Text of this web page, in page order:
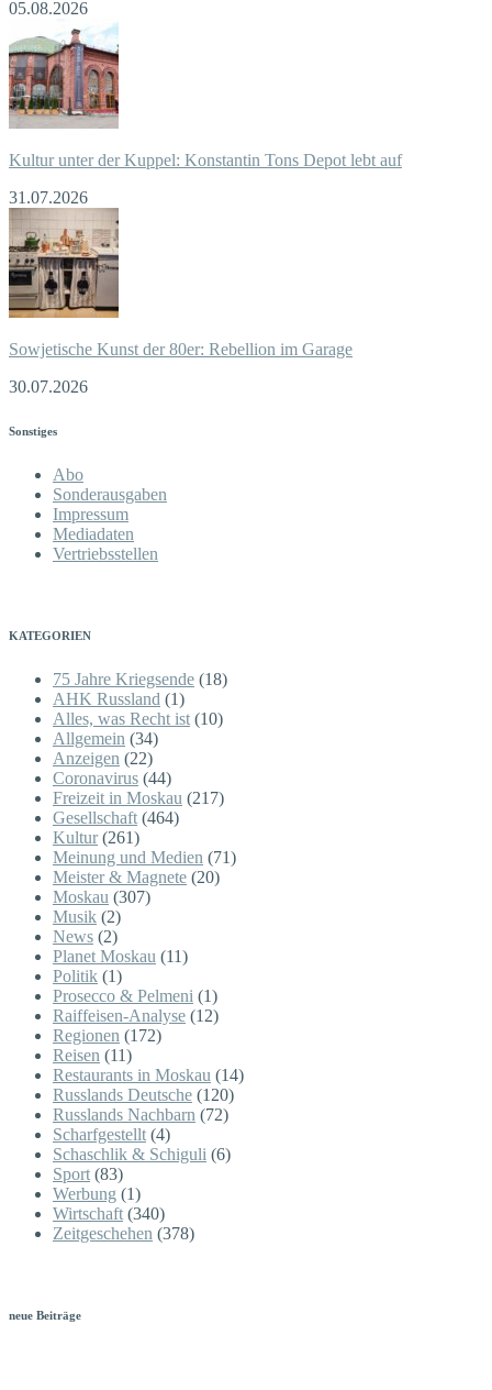
05.08.2026
Kultur unter der Kuppel: Konstantin Tons Depot lebt auf
31.07.2026
Sowjetische Kunst der 80er: Rebellion im Garage
30.07.2026
Sonstiges
Abo
Sonderausgaben
Impressum
Mediadaten
Vertriebsstellen
KATEGORIEN
75 Jahre Kriegsende (18)
AHK Russland (1)
Alles, was Recht ist (10)
Allgemein (34)
Anzeigen (22)
Coronavirus (44)
Freizeit in Moskau (217)
Gesellschaft (464)
Kultur(261)
Meinung und Medien (71)
Meister & Magnete (20)
Moskau (307)
Musik (2)
News (2)
Planet Moskau (11)
Politik (1)
Prosecco & Pelmeni (1)
Raiffeisen-Analyse (12)
Regionen (172)
Reisen (11)
Restaurants in Moskau (14)
Russlands Deutsche (120)
Russlands Nachbarn (72)
Scharfgestellt (4)
Schaschlik & Schiguli (6)
Sport (83)
Werbung (1)
Wirtschaft (340)
Zeitgeschehen (378)
neue Beiträge